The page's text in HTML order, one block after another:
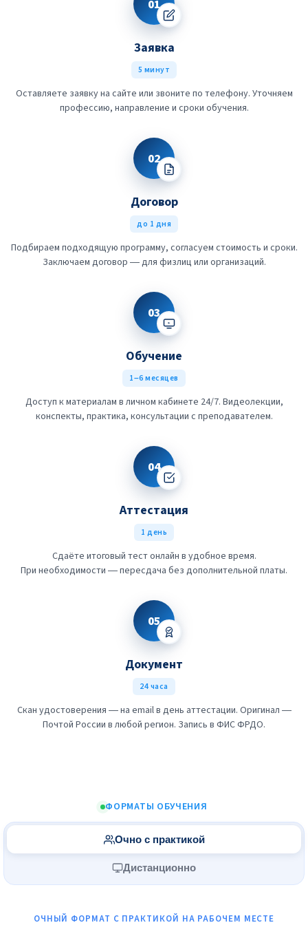
01
Заявка
5 минут
Оставляете заявку на сайте или звоните по телефону. Уточняем
профессию, направление и сроки обучения.
02
Договор
до 1 дня
Подбираем подходящую программу, согласуем стоимость и сроки.
Заключаем договор — для физлиц или организаций.
03
Обучение
1–6 месяцев
Доступ к материалам в личном кабинете 24/7. Видеолекции,
конспекты, практика, консультации с преподавателем.
04
Аттестация
1 день
Сдаёте итоговый тест онлайн в удобное время.
При необходимости — пересдача без дополнительной платы.
05
Документ
24 часа
Скан удостоверения — на email в день аттестации. Оригинал —
Почтой России в любой регион. Запись в ФИС ФРДО.
ФОРМАТЫ ОБУЧЕНИЯ
Очно с практикой
Дистанционно
ОЧНЫЙ ФОРМАТ С ПРАКТИКОЙ НА РАБОЧЕМ МЕСТЕ